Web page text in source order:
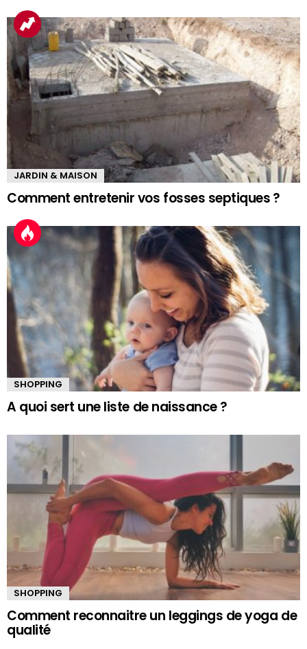
JARDIN & MAISON
Comment entretenir vos fosses septiques ?
SHOPPING
A quoi sert une liste de naissance ?
SHOPPING
Comment reconnaitre un leggings de yoga de
qualité